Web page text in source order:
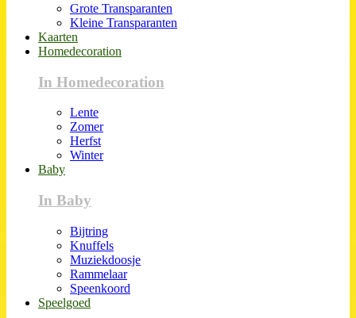
Grote Transparanten
Kleine Transparanten
Kaarten
Homedecoration
In Homedecoration
Lente
Zomer
Herfst
Winter
Baby
In Baby
Bijtring
Knuffels
Muziekdoosje
Rammelaar
Speenkoord
Speelgoed